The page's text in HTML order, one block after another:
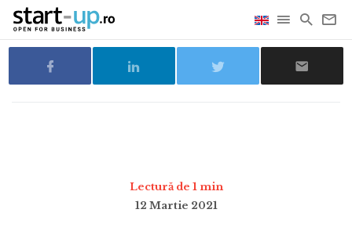
Lectură de 1 min
12 Martie 2021